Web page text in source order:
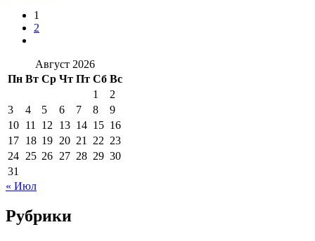
1
2
Август 2026
Пн Вт Ср Чт Пт Сб Вс
1
2
3
4 5 6 7 8
9
10 11 12 13 14 15 16
17 18 19 20 21 22 23
24 25 26 27 28 29 30
31
« Июл
Рубрики